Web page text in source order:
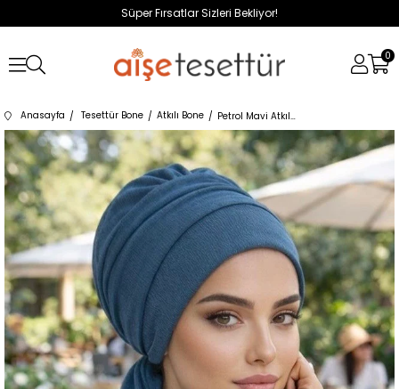
Süper Fırsatlar Sizleri Bekliyor!
0
Anasayfa Tesettür Bone Atkılı Bone Petrol Mavi Atkılı Bone